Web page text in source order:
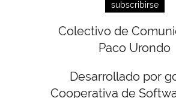
subscribirse
Colectivo de
Paco Urondo
Desarrollado por
Cooperativa de